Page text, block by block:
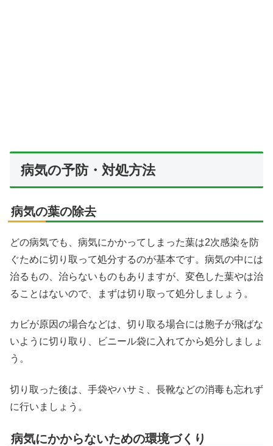
病気の予防・対処方法
病気の葉の除去
どの病気でも、病気にかかってしまった葉は2次感染を防
ぐために切り取って処分するのが基本です。病気の中には
治るもの、治らないものもありますが、変色した葉やは治
ることはないので、まずは切り取って処分しましょう。
カビが原因の場合などは、切り取る場合には胞子が飛ばな
いように切り取り、ビニール袋に入れてから処分しましょ
う。
切り取った後は、手袋やハサミ、長靴などの消毒も忘れず
に行いましょう。
病気にかからないための環境づくり